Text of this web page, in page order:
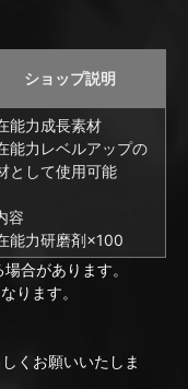
ショップ説明
能力成長素材
能力レベルアップの
として使用可能
容
能力研磨剤×100
合があります。
ります。
くお願いいたしま